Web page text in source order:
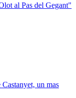
al Pas del Gegant"
un mas